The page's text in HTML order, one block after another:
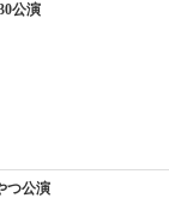
公演
つ公演